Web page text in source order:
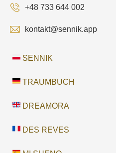
+48 733 644 002
kontakt@sennik.app
SENNIK
TRAUMBUCH
DREAMORA
DES REVES